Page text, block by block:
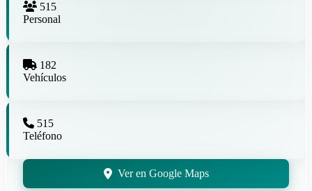
515
Personal
182
Vehículos
515
Teléfono
Ver en Google Maps